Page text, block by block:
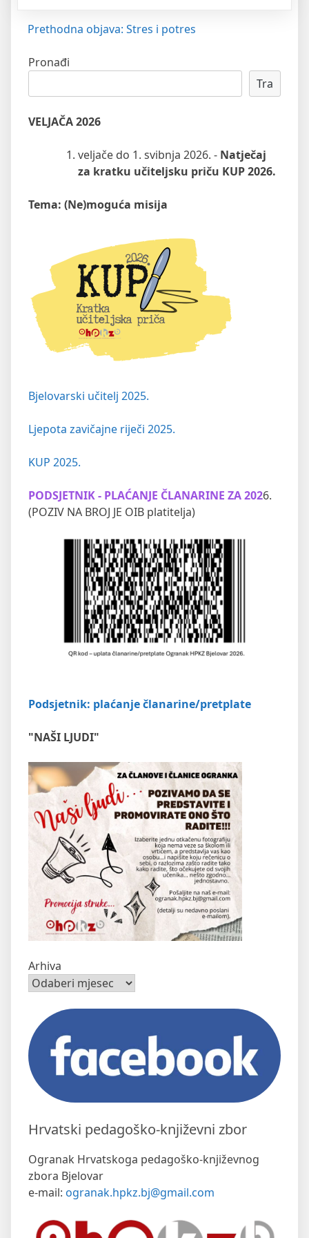
Navigacija
objava
Prethodna objava: Stres i potres
Pronađi
Tra
VELJAČA 2026
veljače do 1. svibnja 2026. - Natječaj
za kratku učiteljsku priču KUP 2026.
Tema: (Ne)moguća misija
Bjelovarski učitelj 2025.
Ljepota zavičajne riječi 2025.
KUP 2025.
PODSJETNIK - PLAĆANJE ČLANARINE ZA 2026.
(POZIV NA BROJ JE OIB platitelja)
Podsjetnik: plaćanje članarine/pretplate
"NAŠI LJUDI"
Arhiva
Hrvatski pedagoško-književni zbor
Ogranak Hrvatskoga pedagoško-književnog
zbora Bjelovar
e-mail: ogranak.hpkz.bj@gmail.com